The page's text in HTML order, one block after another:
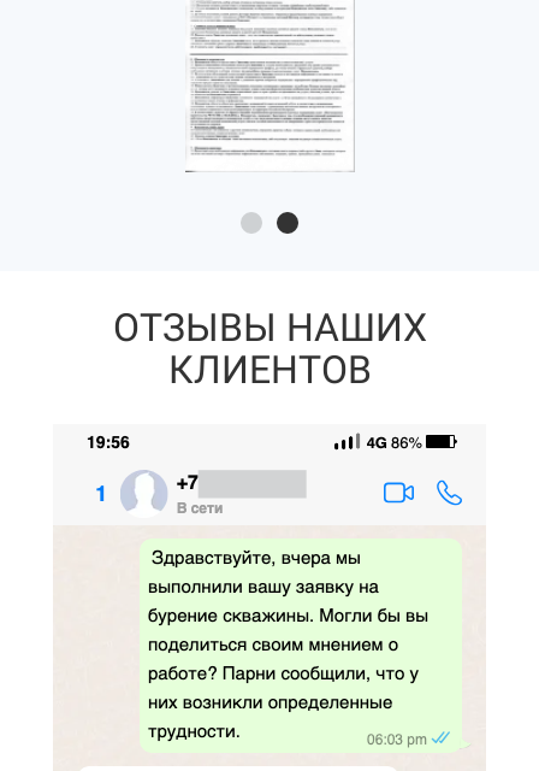
ОТЗЫВЫ НАШИХ
КЛИЕНТОВ